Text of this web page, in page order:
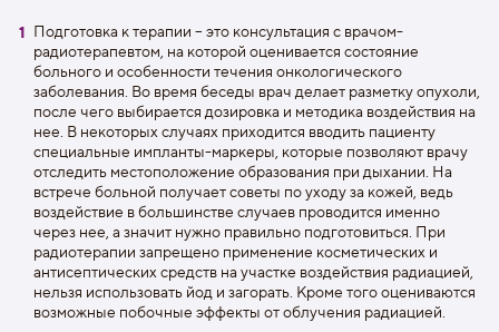
Подготовка к терапии – это консультация с врачом-
радиотерапевтом, на которой оценивается состояние
больного и особенности течения онкологического
заболевания. Во время беседы врач делает разметку опухоли,
после чего выбирается дозировка и методика воздействия на
нее. В некоторых случаях приходится вводить пациенту
специальные импланты-маркеры, которые позволяют врачу
отследить местоположение образования при дыхании. На
встрече больной получает советы по уходу за кожей, ведь
воздействие в большинстве случаев проводится именно
через нее, а значит нужно правильно подготовиться. При
радиотерапии запрещено применение косметических и
антисептических средств на участке воздействия радиацией,
нельзя использовать йод и загорать. Кроме того оцениваются
возможные побочные эффекты от облучения радиацией.